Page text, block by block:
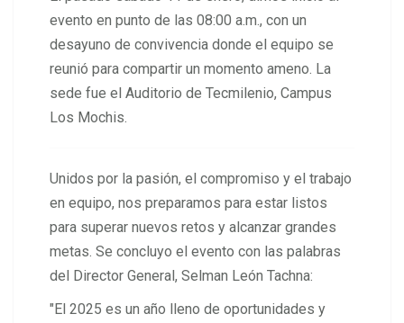
evento en punto de las 08:00 a.m., con un
desayuno de convivencia donde el equipo se
reunió para compartir un momento ameno. La
sede fue el Auditorio de Tecmilenio, Campus
Los Mochis.
Unidos por la pasión, el compromiso y el trabajo
en equipo, nos preparamos para estar listos
para superar nuevos retos y alcanzar grandes
metas. Se concluyo el evento con las palabras
del Director General, Selman León Tachna:
"El 2025 es un año lleno de oportunidades y